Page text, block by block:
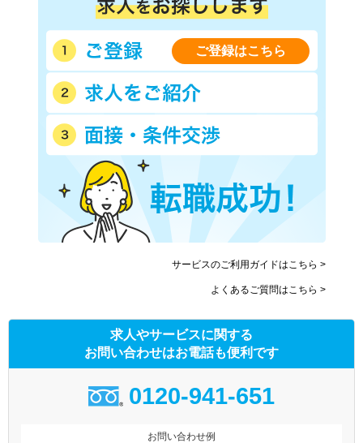
ご登録はこちら
サービスのご利用ガイドはこちら >
よくあるご質問はこちら >
求人やサービスに関する
お問い合わせはお電話も便利です
0120-941-651
お問い合わせ例